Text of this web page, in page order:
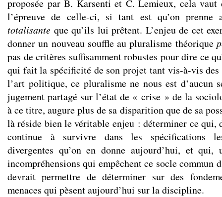
proposée par B. Karsenti et C. Lemieux, cela vaut
l’épreuve de celle-ci, si tant est qu’on prenne
totalisante que qu’ils lui prêtent. L’enjeu de cet
donner un nouveau souffle au pluralisme théorique
pas de critères suffisamment robustes pour dire ce
qui fait la spécificité de son projet tant vis-à-vis des
l’art politique, ce pluralisme ne nous est d’aucun
jugement partagé sur l’état de « crise » de la
à ce titre, augure plus de sa disparition que de sa
là réside bien le véritable enjeu : déterminer ce qui,
continue à survivre dans les spécifications
divergentes qu’on en donne aujourd’hui, et qui,
incompréhensions qui empêchent ce socle commun
devrait permettre de déterminer sur des
menaces qui pèsent aujourd’hui sur la discipline.